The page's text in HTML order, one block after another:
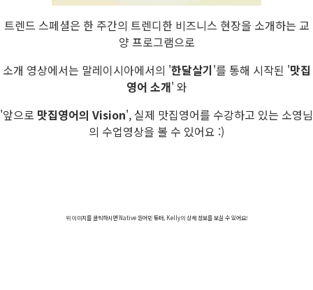
트렌드 스페셜은 한 주간의 트렌디한 비즈니스 현장을 소개하는 교
양 프로그램으로
소개 영상에서는 말레이시아에서의 '한달살기'를 통해 시작된 '맛집
영어 소개' 와
'앞으로 맛집영어의 Vision', 실제 맛집영어를 수강하고 있는 소영님
의 수업영상을 볼 수 있어요 :)
위 이미지를 클릭하시면 Native 원어민 튜터, Kelly의 상세 정보를 보실 수 있어요!